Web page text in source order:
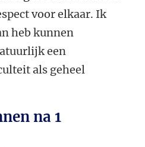
voor elkaar. Ik
heb kunnen
een
als geheel
na 1